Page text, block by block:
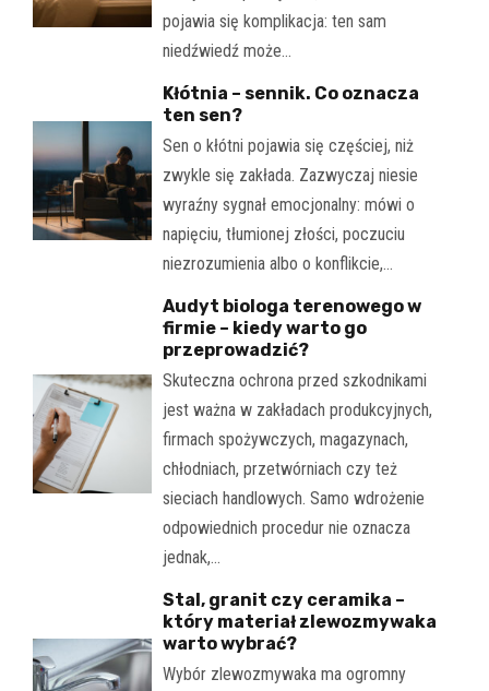
pojawia się komplikacja: ten sam
niedźwiedź może…
Kłótnia – sennik. Co oznacza
ten sen?
Sen o kłótni pojawia się częściej, niż
zwykle się zakłada. Zazwyczaj niesie
wyraźny sygnał emocjonalny: mówi o
napięciu, tłumionej złości, poczuciu
niezrozumienia albo o konflikcie,…
Audyt biologa terenowego w
firmie – kiedy warto go
przeprowadzić?
Skuteczna ochrona przed szkodnikami
jest ważna w zakładach produkcyjnych,
firmach spożywczych, magazynach,
chłodniach, przetwórniach czy też
sieciach handlowych. Samo wdrożenie
odpowiednich procedur nie oznacza
jednak,…
Stal, granit czy ceramika –
który materiał zlewozmywaka
warto wybrać?
Wybór zlewozmywaka ma ogromny